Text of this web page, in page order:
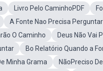
Livro Pelo CaminhoPDF
A Fonte Nao Precisa
O Caminho
Deus Não Vai
Bo Relatório Quando a
Minha Grama
NãoPreciso